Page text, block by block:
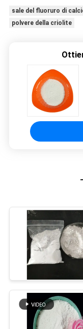
sale del fluoruro di
polvere della criolite